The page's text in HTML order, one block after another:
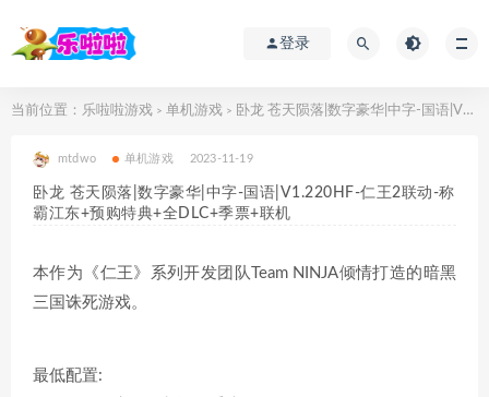
登录
当前位置： 乐啦啦游戏 > 单机游戏 > 卧龙 苍天陨落|数字豪华|中字-国语|V1.220HF-仁王2联动-称霸江东+预购特典+全DLC+季票+联机
mtdwo 单机游戏 2023-11-19
卧龙 苍天陨落|数字豪华|中字-国语|V1.220HF-仁王2联动-称
霸江东+预购特典+全DLC+季票+联机
本作为《仁王》系列开发团队Team NINJA倾情打造的暗黑
三国诛死游戏。
最低配置: